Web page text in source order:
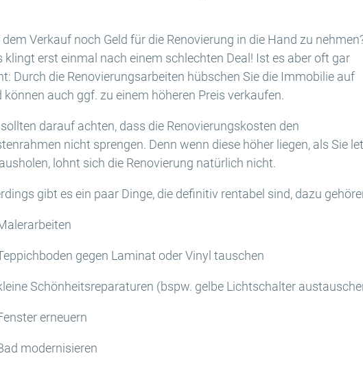
dem Verkauf noch Geld für die Renovierung in die Hand zu
klingt erst einmal nach einem schlechten Deal! Ist es aber oft gar
Durch die Renovierungsarbeiten hübschen Sie die Immobilie auf
können auch ggf. zu einem höheren Preis verkaufen.
darauf achten, dass die Renovierungskosten den
nicht sprengen. Denn wenn diese höher liegen, als Sie
lohnt sich die Renovierung natürlich nicht.
gibt es ein paar Dinge, die definitiv rentabel sind, dazu
gegen Laminat oder Vinyl tauschen
Schönheitsreparaturen (bspw. gelbe Lichtschalter
erneuern
modernisieren